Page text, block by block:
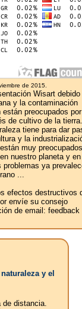
de 2015.
Wisart
y la contaminación
preocupados
de cultivo de la tierra.
tiene para dar
y la
muy
nuestro planeta y
ya
...
efectos destructivos
envíe su consejo
de email: feedback
y el
de distancia.